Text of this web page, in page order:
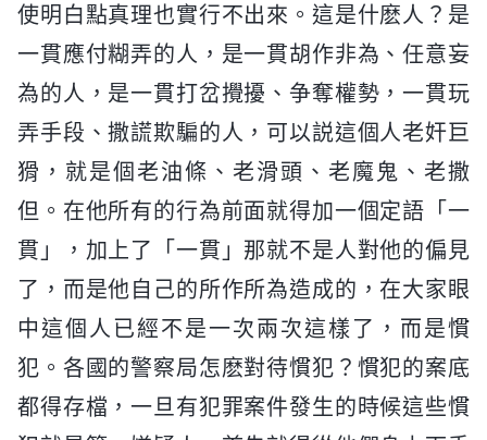
使明白點真理也實行不出來。這是什麽人？是
一貫應付糊弄的人，是一貫胡作非為、任意妄
為的人，是一貫打岔攪擾、争奪權勢，一貫玩
弄手段、撒謊欺騙的人，可以説這個人老奸巨
猾，就是個老油條、老滑頭、老魔鬼、老撒
但。在他所有的行為前面就得加一個定語「一
貫」，加上了「一貫」那就不是人對他的偏見
了，而是他自己的所作所為造成的，在大家眼
中這個人已經不是一次兩次這樣了，而是慣
犯。各國的警察局怎麽對待慣犯？慣犯的案底
都得存檔，一旦有犯罪案件發生的時候這些慣